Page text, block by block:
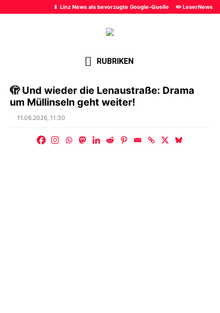
📱 Linz News als bevorzugte Google-Quelle ✏️ LeserNews
RUBRIKEN
🫣 Und wieder die Lenaustraße: Drama
um Müllinseln geht weiter!
Posted
11.06.2026, 11:30